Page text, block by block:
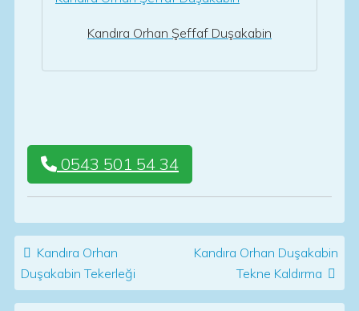
Kandıra Orhan Şeffaf Duşakabin
0543 501 54 34
Post navigation
Kandıra Orhan
Duşakabin Tekerleği
Kandıra Orhan Duşakabin
Tekne Kaldırma